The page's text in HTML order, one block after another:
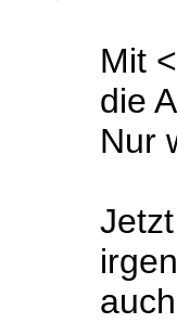
Mit
die
Nur